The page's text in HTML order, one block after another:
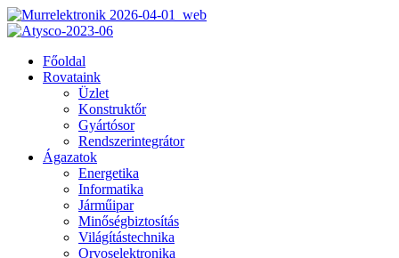
Főoldal
Rovataink
Üzlet
Konstruktőr
Gyártósor
Rendszerintegrátor
Ágazatok
Energetika
Informatika
Járműipar
Minőségbiztosítás
Világítástechnika
Orvoselektronika